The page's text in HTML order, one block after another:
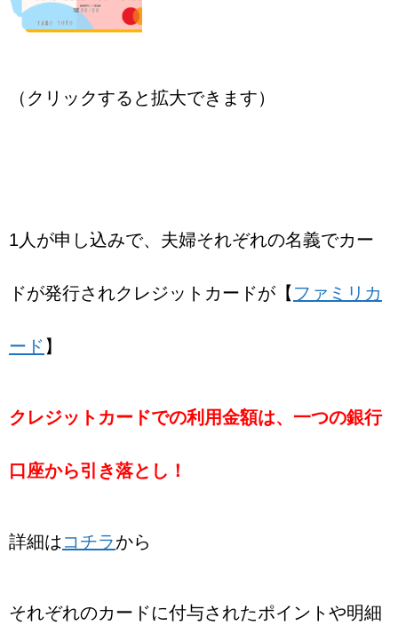
（クリックすると拡大できます）
1人が申し込みで、夫婦それぞれの名義でカー
ドが発行されクレジットカードが【 ファミリカ
ード 】
クレジットカードでの利用金額は、一つの銀行
口座から引き落とし！
詳細は コチラから
それぞれのカードに付与されたポイントや明細